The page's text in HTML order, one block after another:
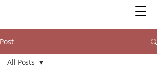
Post
All Posts